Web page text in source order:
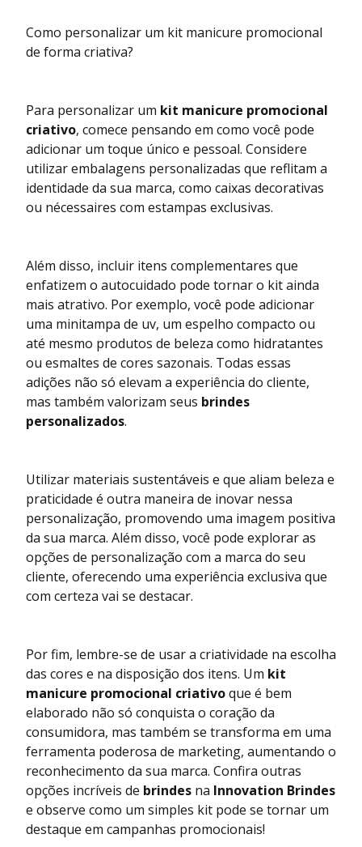
Como personalizar um kit manicure promocional
de forma criativa?
Para personalizar um kit manicure promocional
criativo, comece pensando em como você pode
adicionar um toque único e pessoal. Considere
utilizar embalagens personalizadas que reflitam a
identidade da sua marca, como caixas decorativas
ou nécessaires com estampas exclusivas.
Além disso, incluir itens complementares que
enfatizem o autocuidado pode tornar o kit ainda
mais atrativo. Por exemplo, você pode adicionar
uma minitampa de uv, um espelho compacto ou
até mesmo produtos de beleza como hidratantes
ou esmaltes de cores sazonais. Todas essas
adições não só elevam a experiência do cliente,
mas também valorizam seus brindes
personalizados.
Utilizar materiais sustentáveis e que aliam beleza e
praticidade é outra maneira de inovar nessa
personalização, promovendo uma imagem positiva
da sua marca. Além disso, você pode explorar as
opções de personalização com a marca do seu
cliente, oferecendo uma experiência exclusiva que
com certeza vai se destacar.
Por fim, lembre-se de usar a criatividade na escolha
das cores e na disposição dos itens. Um kit
manicure promocional criativoque é bem
elaborado não só conquista o coração da
consumidora, mas também se transforma em uma
ferramenta poderosa de marketing, aumentando o
reconhecimento da sua marca. Confira outras
opções incríveis de brindes na Innovation Brindes
e observe como um simples kit pode se tornar um
destaque em campanhas promocionais!